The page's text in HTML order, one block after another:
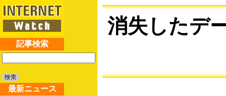
記事検索
最新ニュース
消失したデ